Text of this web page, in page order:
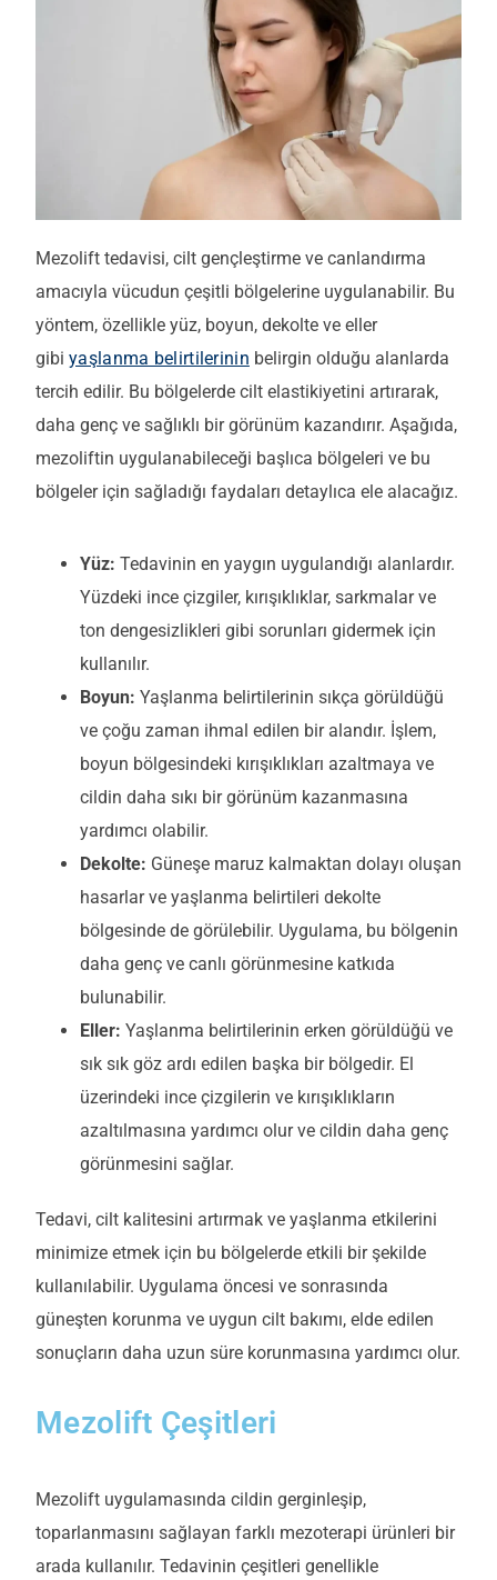
Mezolift tedavisi, cilt gençleştirme ve canlandırma
amacıyla vücudun çeşitli bölgelerine uygulanabilir. Bu
yöntem, özellikle yüz, boyun, dekolte ve eller
gibi yaşlanma belirtilerinin belirgin olduğu alanlarda
tercih edilir. Bu bölgelerde cilt elastikiyetini artırarak,
daha genç ve sağlıklı bir görünüm kazandırır. Aşağıda,
mezoliftin uygulanabileceği başlıca bölgeleri ve bu
bölgeler için sağladığı faydaları detaylıca ele alacağız.
Yüz: Tedavinin en yaygın uygulandığı alanlardır.
Yüzdeki ince çizgiler, kırışıklıklar, sarkmalar ve
ton dengesizlikleri gibi sorunları gidermek için
kullanılır.
Boyun: Yaşlanma belirtilerinin sıkça görüldüğü
ve çoğu zaman ihmal edilen bir alandır. İşlem,
boyun bölgesindeki kırışıklıkları azaltmaya ve
cildin daha sıkı bir görünüm kazanmasına
yardımcı olabilir.
Dekolte: Güneşe maruz kalmaktan dolayı oluşan
hasarlar ve yaşlanma belirtileri dekolte
bölgesinde de görülebilir. Uygulama, bu bölgenin
daha genç ve canlı görünmesine katkıda
bulunabilir.
Eller: Yaşlanma belirtilerinin erken görüldüğü ve
sık sık göz ardı edilen başka bir bölgedir. El
üzerindeki ince çizgilerin ve kırışıklıkların
azaltılmasına yardımcı olur ve cildin daha genç
görünmesini sağlar.
Tedavi, cilt kalitesini artırmak ve yaşlanma etkilerini
minimize etmek için bu bölgelerde etkili bir şekilde
kullanılabilir. Uygulama öncesi ve sonrasında
güneşten korunma ve uygun cilt bakımı, elde edilen
sonuçların daha uzun süre korunmasına yardımcı olur.
Mezolift Çeşitleri
Mezolift uygulamasında cildin gerginleşip,
toparlanmasını sağlayan farklı mezoterapi ürünleri bir
arada kullanılır. Tedavinin çeşitleri genellikle